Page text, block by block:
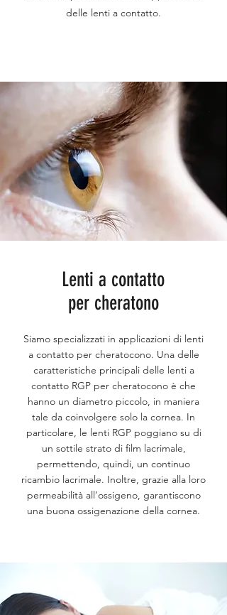
delle lenti a contatto.
Lenti a contatto
per cheratono
Siamo specializzati in applicazioni di lenti
a contatto per cheratocono. Una delle
caratteristiche principali delle lenti a
contatto RGP per cheratocono è che
hanno un diametro piccolo, in maniera
tale da coinvolgere solo la cornea. In
particolare, le lenti RGP poggiano su di
un sottile strato di film lacrimale,
permettendo, quindi, un continuo
ricambio lacrimale. Inoltre, grazie alla loro
permeabilità all’ossigeno, garantiscono
una buona ossigenazione della cornea.